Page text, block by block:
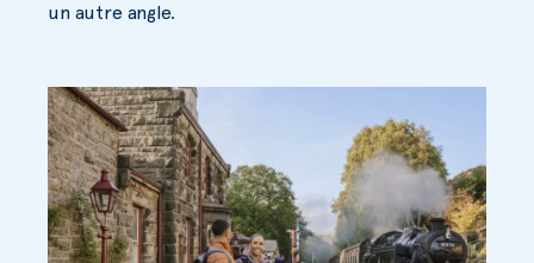
un autre angle.